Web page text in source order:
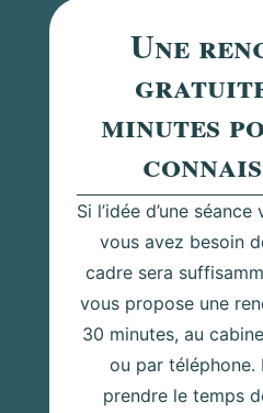
Une
minutes
Si l’idée d’une
vous avez besoin
cadre sera
vous propose une
30 minutes, au
ou par téléphone.
prendre le temps